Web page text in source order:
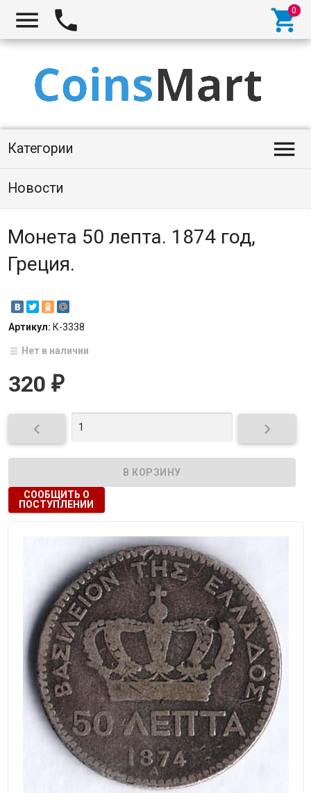
  
Категории 
Новости
Монета 50 лепта. 1874 год,
Греция.
Артикул: К-3338
Нет в наличии
320 ₽
 
СООБЩИТЬ О
ПОСТУПЛЕНИИ